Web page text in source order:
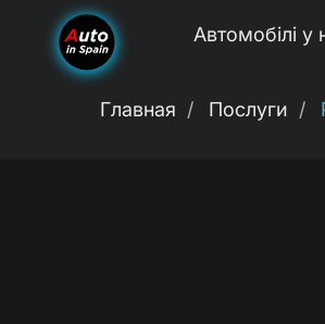
Автомобілі у
Главная / Послуги /